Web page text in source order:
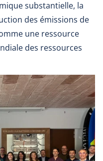
substantielle, la
des émissions de
une ressource
des ressources